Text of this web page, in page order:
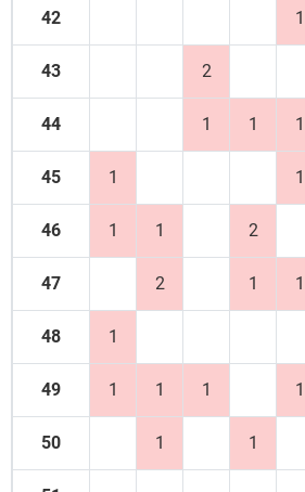
42 1
43 2
44 1 1 1
45 1 1
46 1 1 2
47 2 1 1
48 1
49 1 1 1 1
50 1 1